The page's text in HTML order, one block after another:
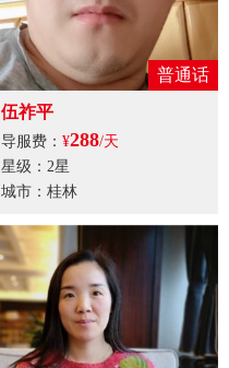
普通话
伍祚平
导服费： ¥288/天
星级：2星
城市：桂林